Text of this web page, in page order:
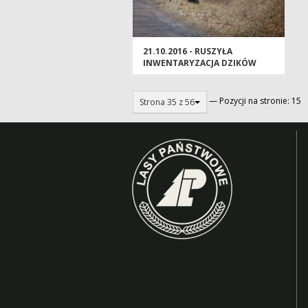
21.10.2016 - RUSZYŁA
INWENTARYZACJA DZIKÓW
Strona 35 z 56 — Pozycji na stronie: 15